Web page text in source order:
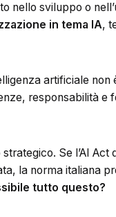
nello sviluppo o
in tema IA,
artificiale non
responsabilità e
Se l’AI Act
la norma italiana
tutto questo?